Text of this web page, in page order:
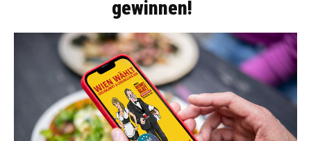
gewinnen!